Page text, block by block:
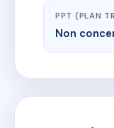
PPT (PLAN
Non